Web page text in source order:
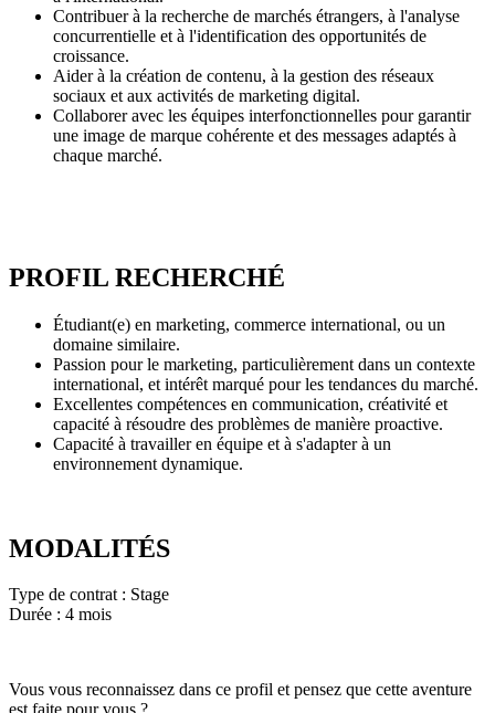
Contribuer à la recherche de marchés étrangers, à l'analyse
concurrentielle et à l'identification des opportunités de
croissance.
Aider à la création de contenu, à la gestion des réseaux
sociaux et aux activités de marketing digital.
Collaborer avec les équipes interfonctionnelles pour garantir
une image de marque cohérente et des messages adaptés à
chaque marché.
PROFIL RECHERCHÉ
Étudiant(e) en marketing, commerce international, ou un
domaine similaire.
Passion pour le marketing, particulièrement dans un contexte
international, et intérêt marqué pour les tendances du marché.
Excellentes compétences en communication, créativité et
capacité à résoudre des problèmes de manière proactive.
Capacité à travailler en équipe et à s'adapter à un
environnement dynamique.
MODALITÉS
Type de contrat : Stage
Durée : 4 mois
Vous vous reconnaissez dans ce profil et pensez que cette aventure